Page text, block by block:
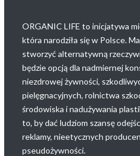
ORGANIC LIFE to inicjatywa
która narodziła się w Polsce.
stworzyć alternatywną
będzie opcją dla nadmiernej
niezdrowej żywności,
pielęgnacyjnych, rolnictwa
środowiska i nadużywania
to, by dać ludziom szansę
reklamy, nieetycznych
pseudożywności.